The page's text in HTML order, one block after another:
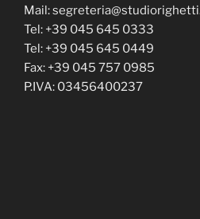
Mail:
Tel: +39 045 645 0333
Tel: +39 045 645 0449
Fax: +39 045 757 0985
P.IVA: 03456400237